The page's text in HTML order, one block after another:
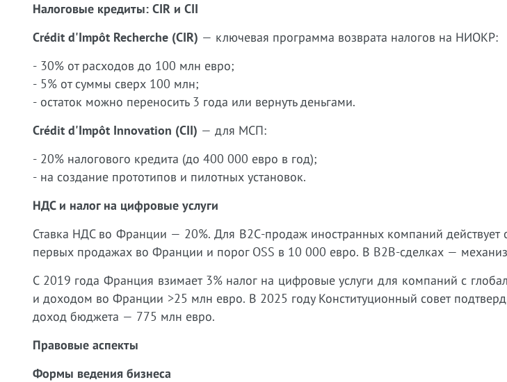
Налоговые кредиты: CIR и CII
Crédit d'Impôt Recherche (CIR) — ключевая программа возврата налогов на НИОКР:
- 30% от расходов до 100 млн евро;
- 5% от суммы сверх 100 млн;
- остаток можно переносить 3 года или вернуть деньгами.
Crédit d'Impôt Innovation (CII) — для МСП:
- 20% налогового кредита (до 400 000 евро в год);
- на создание прототипов и пилотных установок.
НДС и налог на цифровые услуги
Ставка НДС во Франции — 20%. Для В2С-продаж иностранных компаний действует
первых продажах во Франции и порог OSS в 10 000 евро. В B2B-сделках —
С 2019 года Франция взимает 3% налог на цифровые услуги для компаний с
и доходом во Франции >25 млн евро. В 2025 году Конституционный совет
доход бюджета — 775 млн евро.
Правовые аспекты
Формы ведения бизнеса